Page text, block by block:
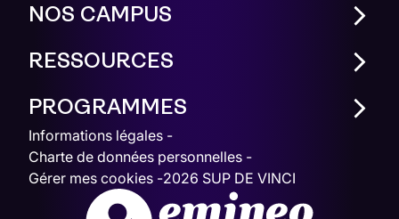
NOS CAMPUS
RESSOURCES
PROGRAMMES
Informations légales
Charte de données personnelles
Gérer mes cookies 2026 SUP DE VINCI